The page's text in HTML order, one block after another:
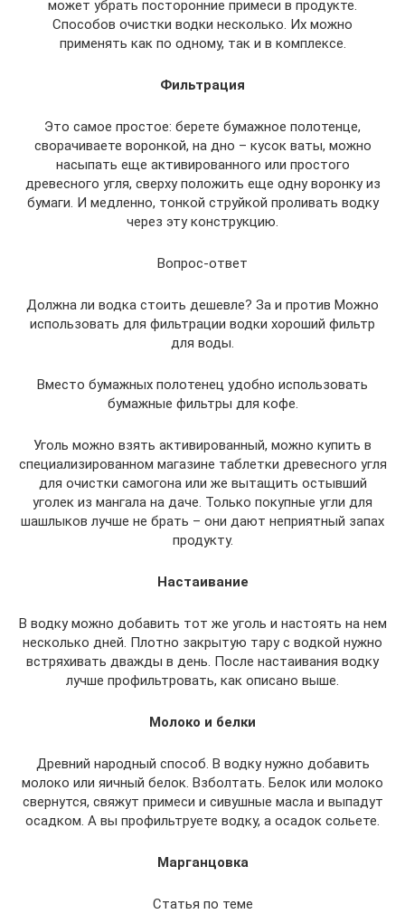
может убрать посторонние примеси в продукте.
Способов очистки водки несколько. Их можно
применять как по одному, так и в комплексе.
Фильтрация
Это самое простое: берете бумажное полотенце,
сворачиваете воронкой, на дно – кусок ваты, можно
насыпать еще активированного или простого
древесного угля, сверху положить еще одну воронку из
бумаги. И медленно, тонкой струйкой проливать водку
через эту конструкцию.
Вопрос-ответ
Должна ли водка стоить дешевле? За и против Можно
использовать для фильтрации водки хороший фильтр
для воды.
Вместо бумажных полотенец удобно использовать
бумажные фильтры для кофе.
Уголь можно взять активированный, можно купить в
специализированном магазине таблетки древесного угля
для очистки самогона или же вытащить остывший
уголек из мангала на даче. Только покупные угли для
шашлыков лучше не брать – они дают неприятный запах
продукту.
Настаивание
В водку можно добавить тот же уголь и настоять на нем
несколько дней. Плотно закрытую тару с водкой нужно
встряхивать дважды в день. После настаивания водку
лучше профильтровать, как описано выше.
Молоко и белки
Древний народный способ. В водку нужно добавить
молоко или яичный белок. Взболтать. Белок или молоко
свернутся, свяжут примеси и сивушные масла и выпадут
осадком. А вы профильтруете водку, а осадок сольете.
Марганцовка
Статья по теме